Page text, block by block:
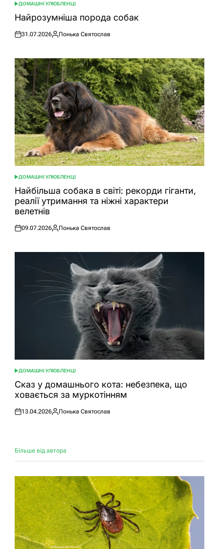
ОПУБЛІКУВАТИ
У
ДОМАШНІ УЛЮБЛЕНЦІ
Найрозумніша порода собак
Оприлюднено
31.07.2026
Опубліковано
Понька Святослав
ОПУБЛІКУВАТИ
У
ДОМАШНІ УЛЮБЛЕНЦІ
Найбільша собака в світі: рекорди гіганти,
реалії утримання та ніжні характери
велетнів
Оприлюднено
09.07.2026
Опубліковано
Понька Святослав
ОПУБЛІКУВАТИ
У
ДОМАШНІ УЛЮБЛЕНЦІ
Сказ у домашнього кота: небезпека, що
ховається за муркотінням
Оприлюднено
13.04.2026
Опубліковано
Понька Святослав
Більше від автора